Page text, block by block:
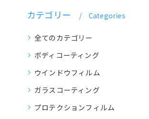
カテゴリー Categories
全てのカテゴリー
ボディコーティング
ウインドウフィルム
ガラスコーティング
プロテクションフィルム